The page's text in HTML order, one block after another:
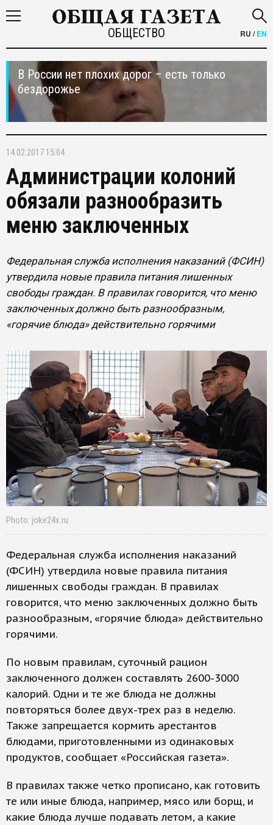
ОБЩЕСТВО RU /EN
В России нет плохих дорог – есть только
бездорожье
14.02.2017 15:04
Администрации колоний
обязали разнообразить
меню заключенных
Федеральная служба исполнения наказаний (ФСИН)
утвердила новые правила питания лишенных
свободы граждан. В правилах говорится, что меню
заключенных должно быть разнообразным,
«горячие блюда» действительно горячими
Photo: joke24x.ru
Федеральная служба исполнения наказаний
(ФСИН) утвердила новые правила питания
лишенных свободы граждан. В правилах
говорится, что меню заключенных должно быть
разнообразным, «горячие блюда» действительно
горячими.
По новым правилам, суточный рацион
заключенного должен составлять 2600-3000
калорий. Одни и те же блюда не должны
повторяться более двух-трех раз в неделю.
Также запрещается кормить арестантов
блюдами, приготовленными из одинаковых
продуктов, сообщает «Российская газета».
В правилах также четко прописано, как готовить
те или иные блюда, например, мясо или борщ, и
какие блюда лучше подавать летом, а какие